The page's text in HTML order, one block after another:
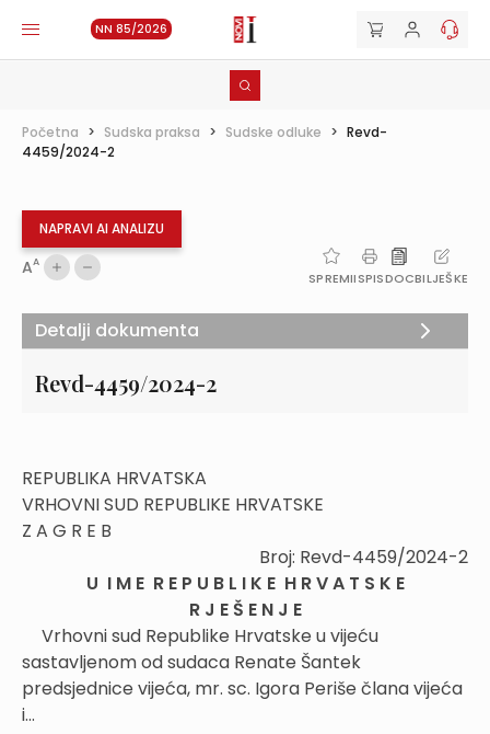
NN 85/2026
Početna > Sudska praksa > Sudske odluke > Revd-
4459/2024-2
NAPRAVI AI ANALIZU
AA
SPREMIISPISDOCBILJEŠKE
Revd-4459/2024-2
REPUBLIKA HRVATSKA
VRHOVNI SUD REPUBLIKE HRVATSKE
Z A G R E B
Broj: Revd-4459/2024-2
U I M E R E P U B L I K E H R V A T S K E
R J E Š E N J E
Vrhovni sud Republike Hrvatske u vijeću
sastavljenom od sudaca Renate Šantek
predsjednice vijeća, mr. sc. Igora Periše člana vijeća
i...
Detalji dokumenta